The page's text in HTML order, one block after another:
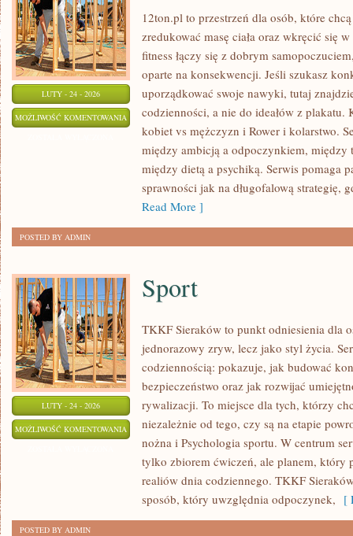
LUTY - 24 - 2026
MOŻLIWOŚĆ KOMENTOWANIA MOTYWACJA
MENTALNOŚĆ
12ton.pl to przestrzeń dla osób, które
zredukować masę ciała oraz wkręcić się
fitness łączy się z dobrym
oparte na konsekwencji. Jeśli szukasz
uporządkować swoje nawyki, tutaj
codzienności, a nie do ideałów z plakatu.
kobiet vs mężczyzn i Rower i kolarstwo.
między ambicją a odpoczynkiem, między
między dietą a psychiką. Serwis pomaga
sprawności jak na długofalową strategię,
Read More ]
POSTED BY ADMIN
LUTY - 24 - 2026
MOŻLIWOŚĆ KOMENTOWANIA SPORT
Sport
TKKF Sieraków to punkt odniesienia dla
jednorazowy zryw, lecz jako styl życia.
codziennością: pokazuje, jak budować
bezpieczeństwo oraz jak rozwijać
rywalizacji. To miejsce dla tych, którzy
niezależnie od tego, czy są na etapie
nożna i Psychologia sportu. W centrum
tylko zbiorem ćwiczeń, ale planem, który
realiów dnia codziennego. TKKF
sposób, który uwzględnia odpoczynek, [
POSTED BY ADMIN